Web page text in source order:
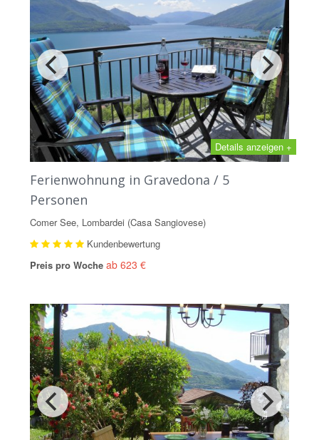
Details anzeigen +
Ferienwohnung in Gravedona / 5
Personen
Comer See, Lombardei (Casa Sangiovese)
Kundenbewertung
Preis pro Woche ab 623 €